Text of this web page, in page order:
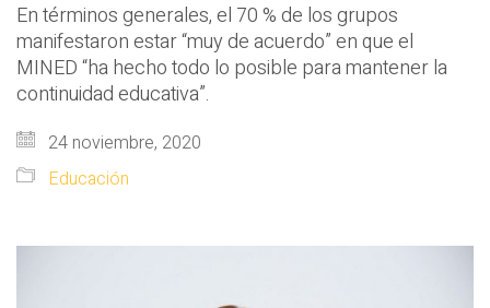
En términos generales, el 70 % de los grupos
manifestaron estar “muy de acuerdo” en que el
MINED “ha hecho todo lo posible para mantener la
continuidad educativa”.
24 noviembre, 2020
Educación